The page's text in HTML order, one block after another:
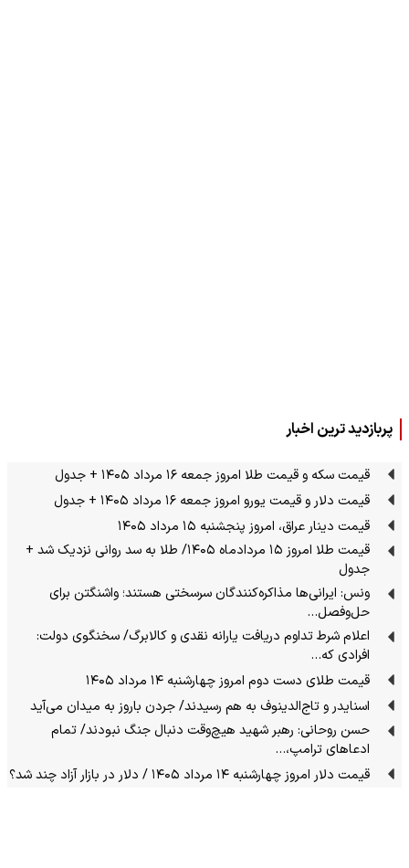
پربازدید ترین اخبار
قیمت سکه و قیمت طلا امروز جمعه ۱۶ مرداد ۱۴۰۵ + جدول
قیمت دلار و قیمت یورو امروز جمعه ۱۶ مرداد ۱۴۰۵ + جدول
قیمت دینار عراق، امروز پنجشنبه ۱۵ مرداد ۱۴۰۵
قیمت طلا امروز ۱۵ مردادماه ۱۴۰۵/ طلا به سد روانی نزدیک شد +
جدول
ونس: ایرانی‌ها مذاکره‌کنندگان سرسختی هستند؛ واشنگتن برای
حل‌وفصل…
اعلام شرط تداوم دریافت یارانه نقدی و کالابرگ/ سخنگوی دولت:
افرادی که…
قیمت طلای دست دوم امروز چهارشنبه ۱۴ مرداد ۱۴۰۵
اسنایدر و تاج‌الدینوف به هم رسیدند/ جردن باروز به میدان می‌آید
حسن روحانی: رهبر شهید هیچ‌وقت دنبال جنگ نبودند/ تمام
ادعاهای ترامپ،…
قیمت دلار امروز چهارشنبه ۱۴ مرداد ۱۴۰۵ / دلار در بازار آزاد چند شد؟